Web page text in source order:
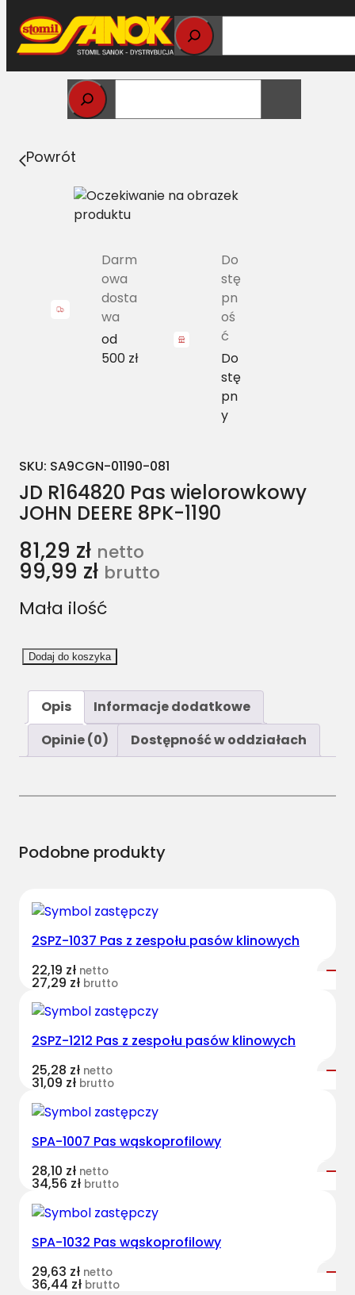
Przejdź
do
treści
Strona główna>
JOHN DEERE 8PK-1190
Powrót
Darm
owa
dosta
wa
od
500 zł
Do
stę
pn
oś
ć
Do
stę
pn
y
SKU: SA9CGN-01190-081
JD R164820 Pas wielorowkowy
JOHN DEERE 8PK-1190
81,29 zł netto
99,99 zł brutto
Mała ilość
J
4
Dodaj do koszyka
Opis
Informacje dodatkowe
Opinie (0)
Dostępność w oddziałach
Podobne produkty
2SPZ-1037 Pas z zespołu pasów klinowych
22,19 zł netto
27,29 zł brutto
2SPZ-1212 Pas z zespołu pasów klinowych
25,28 zł netto
31,09 zł brutto
SPA-1007 Pas wąskoprofilowy
28,10 zł netto
34,56 zł brutto
SPA-1032 Pas wąskoprofilowy
29,63 zł netto
36,44 zł brutto